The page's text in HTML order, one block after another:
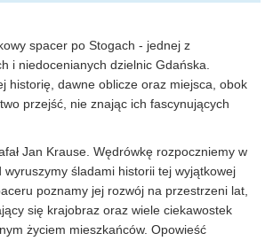
spacer po Stogach - jednej z
i niedocenianych dzielnic Gdańska.
historię, dawne oblicze oraz miejsca, obok
przejść, nie znając ich fascynujących
Jan Krause. Wędrówkę rozpoczniemy w
wyruszymy śladami historii tej wyjątkowej
poznamy jej rozwój na przestrzeni lat,
się krajobraz oraz wiele ciekawostek
życiem mieszkańców. Opowieść